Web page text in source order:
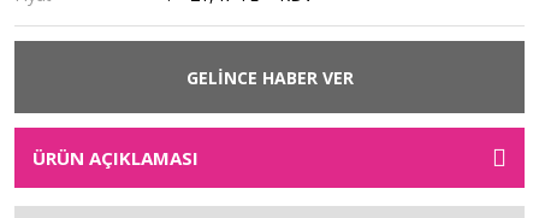
GELİNCE HABER VER
ÜRÜN AÇIKLAMASI